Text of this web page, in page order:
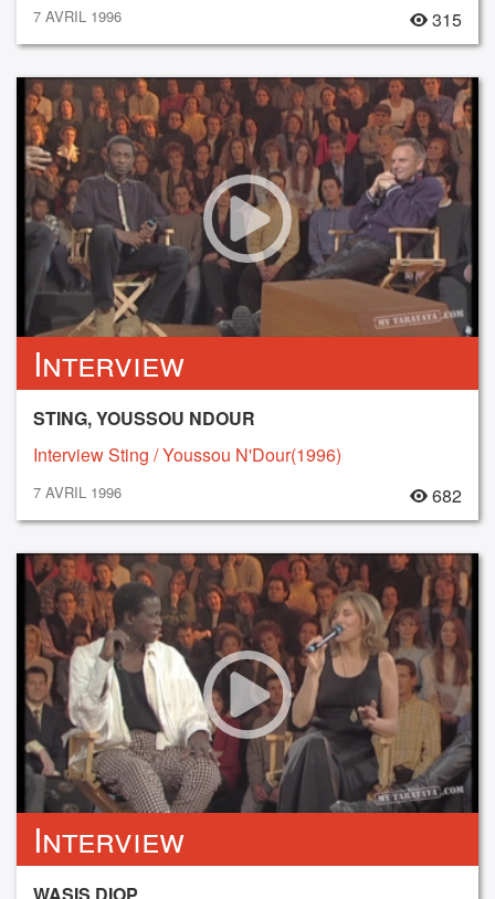
7 AVRIL 1996 315
Interview
STING, YOUSSOU NDOUR
Interview Sting / Youssou N'Dour(1996)
7 AVRIL 1996 682
Interview
WASIS DIOP